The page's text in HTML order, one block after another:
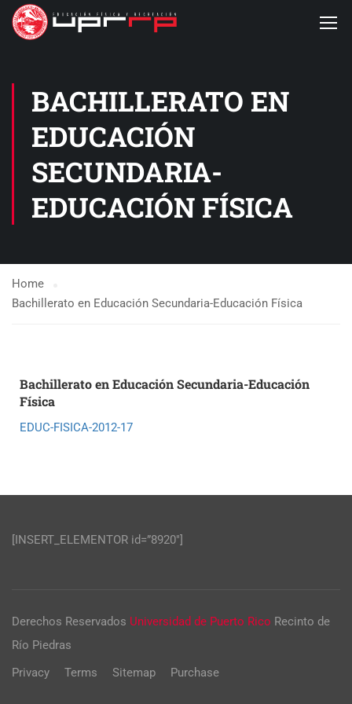
BACHILLERATO EN
EDUCACIÓN
SECUNDARIA-
EDUCACIÓN FÍSICA
Home
Bachillerato en Educación Secundaria-Educación Física
Bachillerato en Educación Secundaria-Educación
Física
EDUC-FISICA-2012-17
[INSERT_ELEMENTOR id=”8920″]
Derechos Reservados Universidad de Puerto Rico Recinto de
Río Piedras
Privacy
Terms Sitemap Purchase